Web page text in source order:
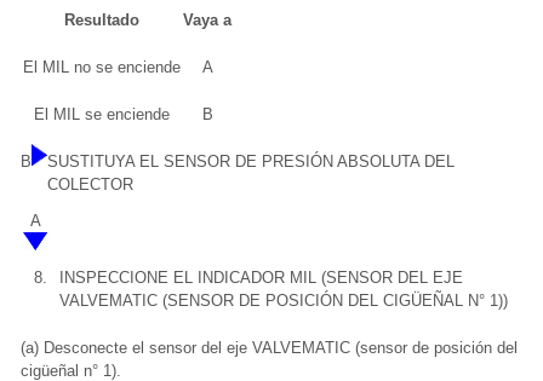
Resultado Vaya a
El MIL no se enciende A
El MIL se enciende B
B
SUSTITUYA EL SENSOR DE PRESIÓN ABSOLUTA DEL
COLECTOR
A
8.
INSPECCIONE EL INDICADOR MIL (SENSOR DEL EJE
VALVEMATIC (SENSOR DE POSICIÓN DEL CIGÜEÑAL N° 1))
(a) Desconecte el sensor del eje VALVEMATIC (sensor de posición del
cigüeñal n° 1).